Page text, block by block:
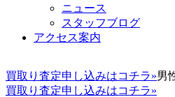
ニュース
スタッフブログ
アクセス案内
買取り査定申し込みはコチラ»男
買取り査定申し込みはコチラ»